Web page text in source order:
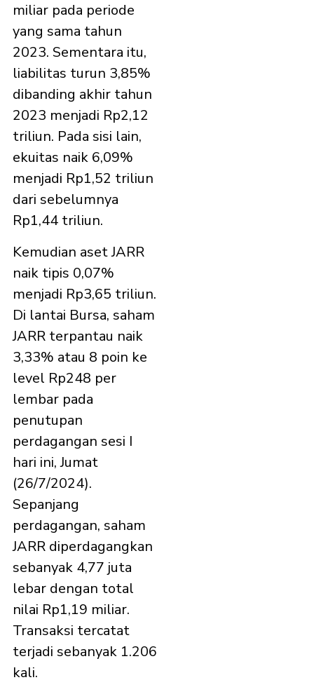
miliar pada periode
yang sama tahun
2023. Sementara itu,
liabilitas turun 3,85%
dibanding akhir tahun
2023 menjadi Rp2,12
triliun. Pada sisi lain,
ekuitas naik 6,09%
menjadi Rp1,52 triliun
dari sebelumnya
Rp1,44 triliun.
Kemudian aset JARR
naik tipis 0,07%
menjadi Rp3,65 triliun.
Di lantai Bursa, saham
JARR terpantau naik
3,33% atau 8 poin ke
level Rp248 per
lembar pada
penutupan
perdagangan sesi I
hari ini, Jumat
(26/7/2024).
Sepanjang
perdagangan, saham
JARR diperdagangkan
sebanyak 4,77 juta
lebar dengan total
nilai Rp1,19 miliar.
Transaksi tercatat
terjadi sebanyak 1.206
kali.